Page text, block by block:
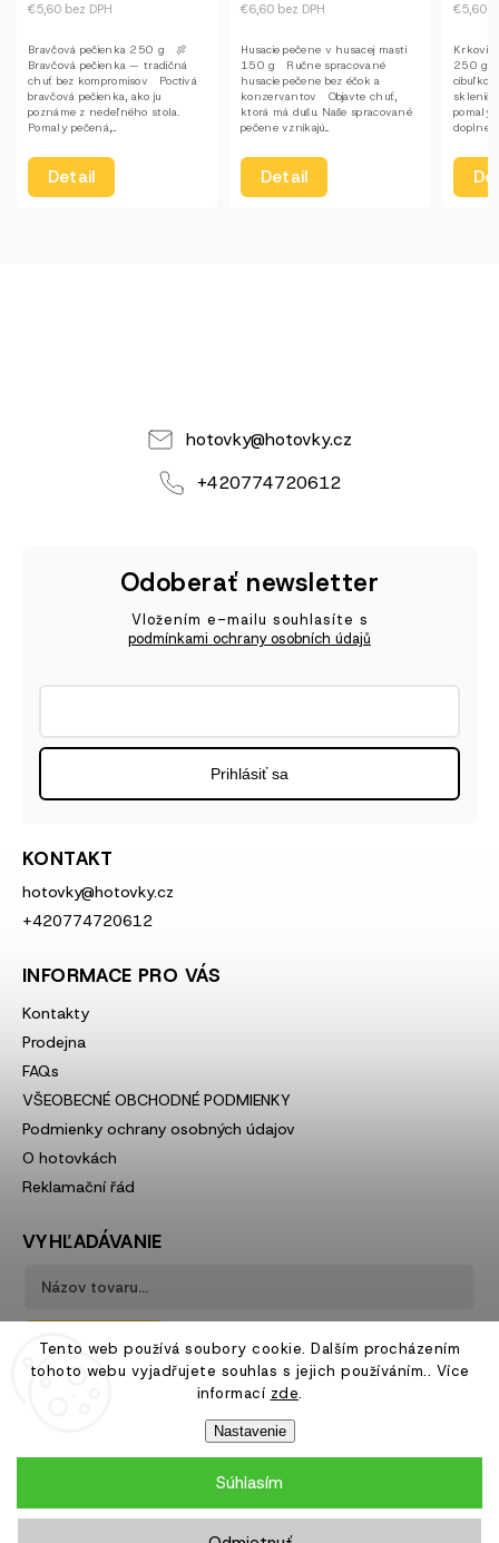
Tento web používá soubory cookie. Dalším procházením
tohoto webu vyjadřujete souhlas s jejich používáním.. Více
informací zde.
Nastavenie
Súhlasím
€6,60 bez DPH
Detail
Husacie pečene v husacej masti
150 g Ručne spracované
husacie pečene bez éčok a
konzervantov Objavte chuť,
ktorá má dušu. Naše spracované
pečene vznikajú...
€5,60 bez DPH
Detail
Krkovička s osmaženou cibuľkou
250 g Krkovička s osmaženou
cibuľkou — vôňa domova v
skleničke Šťavnatá krkovička,
pomaly dusená do mäkka,
doplnená zlatisto...
€5 bez
Skvelá
zaslúži
jeho
hotovky@hotovky.cz
+420774720612
KONTAKT
hotovky@hotovky.cz
+420774720612
INFORMACE PRO VÁS
Kontakty
Prodejna
FAQs
VŠEOBECNÉ OBCHODNÉ PODMIENKY
Podmienky ochrany osobných údajov
O hotovkách
Reklamační řád
VYHĽADÁVANIE
Hľadať
Odoberať newsletter
Vložením e-mailu souhlasíte s
podmínkami ochrany osobních údajů
Prihlásiť sa
Copyright 2026Hotovky.sk. Všetky práva vyhradené.